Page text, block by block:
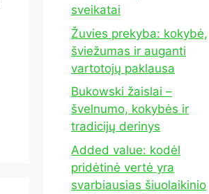
sveikatai
Žuvies prekyba: kokybė,
šviežumas ir auganti
vartotojų paklausa
Bukowski žaislai –
švelnumo, kokybės ir
tradicijų derinys
Added value: kodėl
pridėtinė vertė yra
svarbiausias šiuolaikinio